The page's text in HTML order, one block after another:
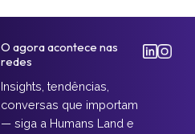
O agora acontece nas
redes
Insights, tendências,
conversas que importam
— siga a Humans Land e